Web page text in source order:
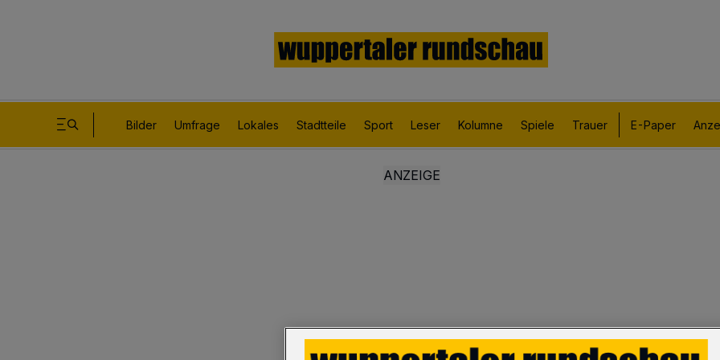
Bilder Umfrage Lokales Stadtteile Sport Leser Kolumne Spiele Trauer E-Paper